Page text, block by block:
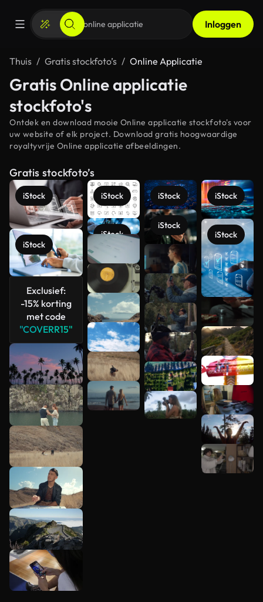
Inloggen
Thuis Gratis stockfoto’s Online Applicatie
Gratis Online applicatie
stockfoto's
Ontdek en download mooie Online applicatie stockfoto's voor
uw website of elk project. Download gratis hoogwaardige
royaltyvrije Online applicatie afbeeldingen.
Gratis stockfoto’s
iStock
iStock
Exclusief:
-15% korting
met code
"COVERR15"
iStock
iStock
iStock
iStock
iStock
iStock
Meer
bekijken